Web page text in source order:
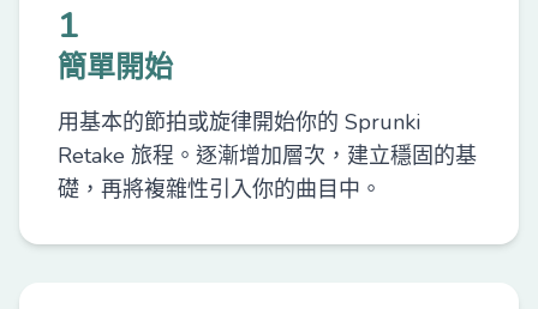
1
簡單開始
用基本的節拍或旋律開始你的 Sprunki
Retake 旅程。逐漸增加層次，建立穩固的基
礎，再將複雜性引入你的曲目中。